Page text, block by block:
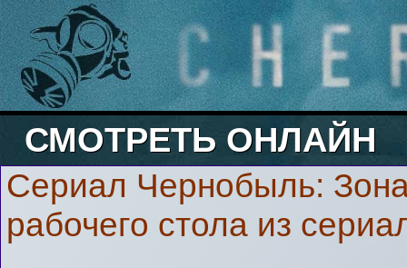
СМОТРЕТЬ ОНЛАЙН
Сериал Чернобыль:
рабочего стола из